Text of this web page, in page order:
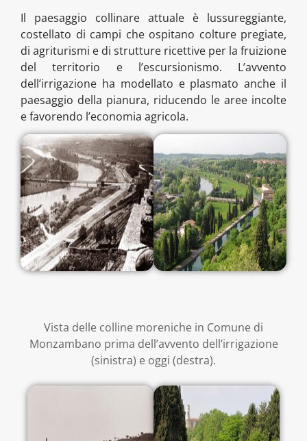
Il paesaggio collinare attuale è lussureggiante,
costellato di campi che ospitano colture pregiate,
di agriturismi e di strutture ricettive per la fruizione
del territorio e l’escursionismo. L’avvento
dell’irrigazione ha modellato e plasmato anche il
paesaggio della pianura, riducendo le aree incolte
e favorendo l’economia agricola.
Vista delle colline moreniche in Comune di
Monzambano prima dell’avvento dell’irrigazione
(sinistra) e oggi (destra).